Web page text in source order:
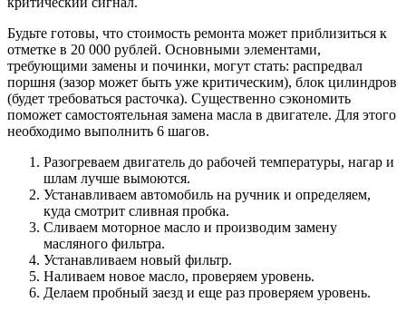
Будьте готовы, что стоимость ремонта может приблизиться к
отметке в 20 000 рублей. Основными элементами,
требующими замены и починки, могут стать: распредвал
поршня (зазор может быть уже критическим), блок цилиндров
(будет требоваться расточка). Существенно сэкономить
поможет самостоятельная замена масла в двигателе. Для этого
необходимо выполнить 6 шагов.
Разогреваем двигатель до рабочей температуры, нагар и
шлам лучше вымоются.
Устанавливаем автомобиль на ручник и определяем,
куда смотрит сливная пробка.
Сливаем моторное масло и производим замену
масляного фильтра.
Устанавливаем новый фильтр.
Наливаем новое масло, проверяем уровень.
Делаем пробный заезд и еще раз проверяем уровень.